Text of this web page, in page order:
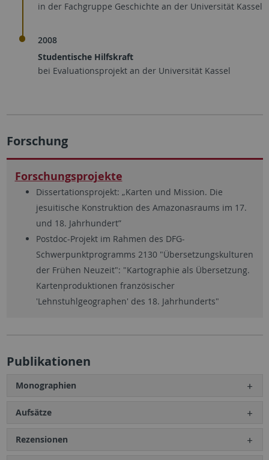
in der Fachgruppe Geschichte an der Universität Kassel
2008
Studentische Hilfskraft
bei Evaluationsprojekt an der Universität Kassel
Forschung
Forschungsprojekte
Dissertationsprojekt: „Karten und Mission. Die
jesuitische Konstruktion des Amazonasraums im 17.
und 18. Jahrhundert”
Postdoc-Projekt im Rahmen des DFG-
Schwerpunktprogramms 2130 "Übersetzungskulturen
der Frühen Neuzeit": "Kartographie als Übersetzung.
Kartenproduktionen französischer
'Lehnstuhlgeographen' des 18. Jahrhunderts"
Publikationen
Monographien
Aufsätze
Rezensionen